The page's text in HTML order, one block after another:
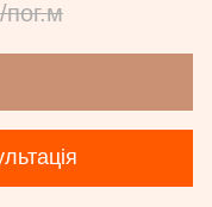
пог.м